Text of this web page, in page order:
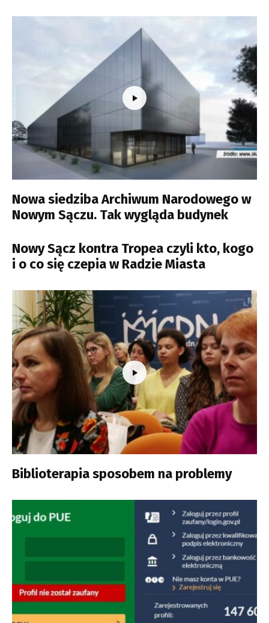
Nowa siedziba Archiwum Narodowego w
Nowym Sączu. Tak wygląda budynek
Nowy Sącz kontra Tropea czyli kto, kogo
i o co się czepia w Radzie Miasta
Biblioterapia sposobem na problemy